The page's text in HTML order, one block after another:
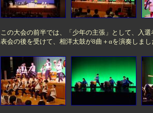
この大会の前半では、「少年の主張」として、入
表会の後を受けて、相洋太鼓が8曲＋αを演奏しま